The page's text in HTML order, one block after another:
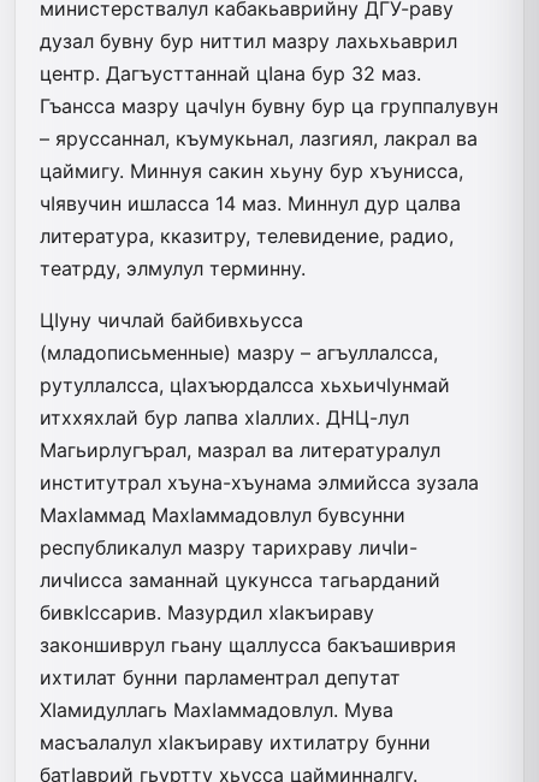
министерствалул кабакьаврийну ДГУ-раву
дузал бувну бур ниттил мазру лахьхьаврил
центр. Дагъусттаннай цIана бур 32 маз.
Гъансса мазру цачIун бувну бур ца группалувун
– яруссаннал, къумукьнал, лазгиял, лакрал ва
цаймигу. Миннуя сакин хьуну бур хъуни­сса,
чIявучин ишласса 14 маз. Миннул дур цалва
литература, кказитру, телевидение, радио,
театрду, элмулул терминну.
ЦIуну чичлай байбивхьусса
(младописьменные) мазру – агъуллалсса,
рутуллалсса, цIахъюрдалсса хьхьичIунмай
итххяхлай бур лапва хIаллих. ДНЦ-лул
Магьирлугърал, мазрал ва литературалул
институтрал хъуна-хъунама элмийсса зузала
МахIаммад МахIаммадовлул бувсунни
республикалул мазру тарихраву личIи-
личIисса заманнай цукунсса тагьарданий
бивкIссарив. Мазурдил хIакъираву
законшиврул гьану щаллусса бакъашиврия
ихтилат бунни парламентрал депутат
ХIамидуллагь МахIаммадовлул. Мува
масъалалул хIакъираву ихтилатру бунни
батIаврий гьуртту хьусса цайминналгу.